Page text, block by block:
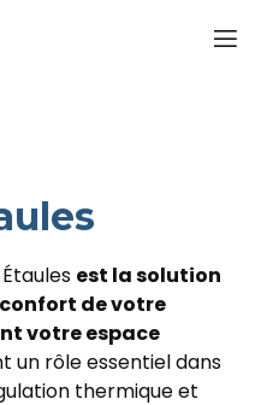
est la solution
de votre
votre espace
un rôle essentiel dans
thermique et